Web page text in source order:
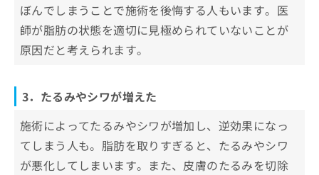
ぼんでしまうことで施術を後悔する人もいます。医
師が脂肪の状態を適切に見極められていないことが
原因だと考えられます。
3．たるみやシワが増えた
施術によってたるみやシワが増加し、逆効果になっ
てしまう人も。脂肪を取りすぎると、たるみやシワ
が悪化してしまいます。また、皮膚のたるみを切除